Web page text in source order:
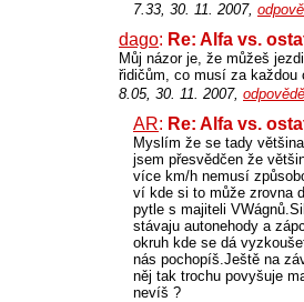
7.33, 30. 11. 2007,
dago: Re: Alfa vs.
Můj názor je, že můžeš
řidičům, co musí za každou
8.05, 30. 11. 2007,
AR: Re: Alfa vs.
Myslím že se tady
jsem přesvědčen že
více km/h nemusí
ví kde si to může zrovna
pytle s majiteli
stávaju autonehody a
okruh kde se dá
nás pochopíš.Ještě na
něj tak trochu povyšuje
nevíš ?